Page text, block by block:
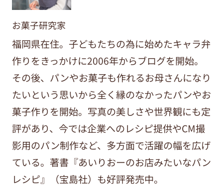
お菓子研究家
福岡県在住。子どもたちの為に始めたキャラ弁
作りをきっかけに2006年からブログを開始。
その後、パンやお菓子も作れるお母さんになり
たいという思いから全く縁のなかったパンやお
菓子作りを開始。写真の美しさや世界観にも定
評があり、今では企業へのレシピ提供やCM撮
影用のパン制作など、多方面で活躍の幅を広げ
ている。著書『あいりおーのお店みたいなパン
レシピ』（宝島社）も好評発売中。